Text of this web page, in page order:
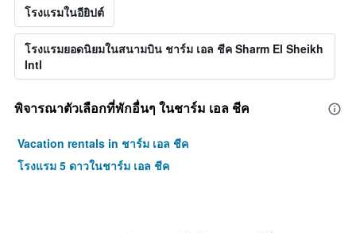
โรงแรมในอียิปต์
โรงแรมยอดนิยมในสนามบิน ชาร์ม เอล ชีค Sharm El Sheikh
Intl
พิจารณาตัวเลือกที่พักอื่นๆ ในชาร์ม เอล ชีค
Vacation rentals in ชาร์ม เอล ชีค
โรงแรม 5 ดาวในชาร์ม เอล ชีค